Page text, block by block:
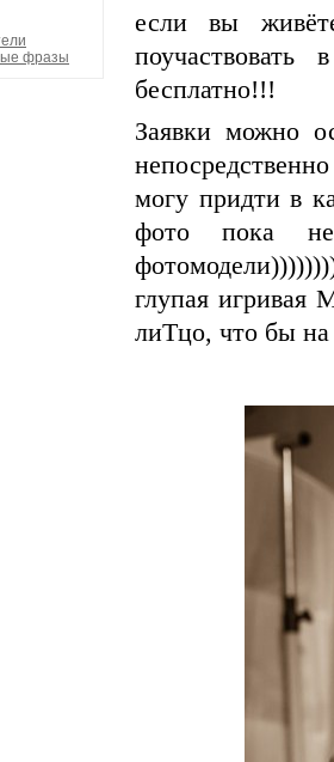
фразы
если вы
бесплатно!!!
Заявки можно
могу придти в
фото пока не
глупая игривая
лиТцо, что бы